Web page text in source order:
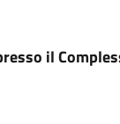
il